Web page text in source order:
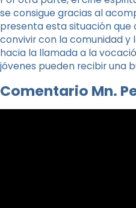
se consigue gracias al
presenta esta situación que
convivir con la comunidad y
hacia la llamada a la
jóvenes pueden recibir una
Comentario Mn.